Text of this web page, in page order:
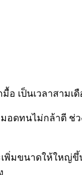
อ เป็นเวลาสามเ
อดทนไม่กล้าตี ช่
พิ่มขนาดให้ใหญ่ขึ้